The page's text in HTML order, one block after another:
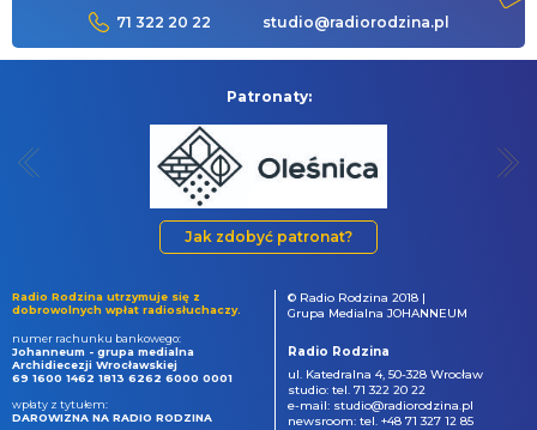
71 322 20 22 studio@radiorodzina.pl
Patronaty:
Jak zdobyć patronat?
Radio Rodzina utrzymuje się z
dobrowolnych wpłat radiosłuchaczy.
numer rachunku bankowego:
Johanneum - grupa medialna
Archidiecezji Wrocławskiej
69 1600 1462 1813 6262 6000 0001
wpłaty z tytułem:
DAROWIZNA NA RADIO RODZINA
© Radio Rodzina 2018 |
Grupa Medialna JOHANNEUM
Radio Rodzina
ul. Katedralna 4, 50-328 Wrocław
studio: tel. 71 322 20 22
e-mail: studio@radiorodzina.pl
newsroom: tel. +48 71 327 12 85